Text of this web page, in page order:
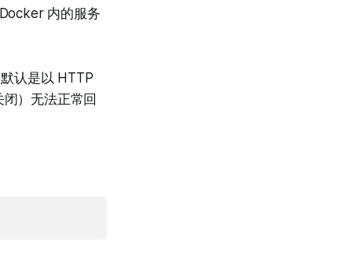
内的服务
认是以 HTTP
）无法正常回